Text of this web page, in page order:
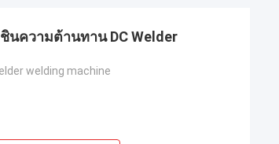
นความต้านทาน DC Welder
welding machine